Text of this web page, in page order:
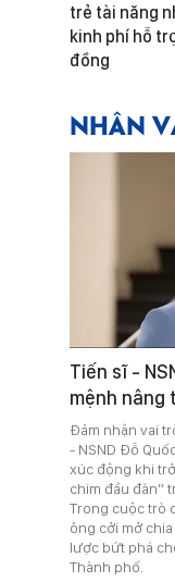
trẻ tài năng
kinh phí hỗ
đồng
NHÂN
Tiến sĩ -
mệnh nâng
Đảm nhận vai
- NSND Đỗ
xúc động khi
chim đầu đàn”
Trong cuộc trò
ông cởi mở
lược bứt phá
Thành phố.